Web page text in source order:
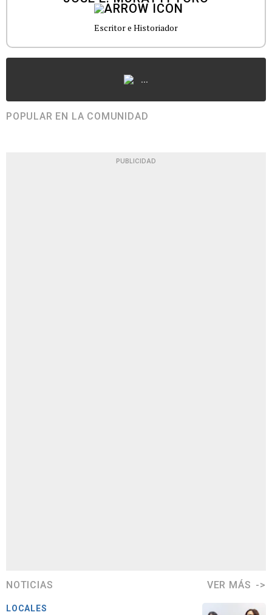
Escritor e Historiador
...
POPULAR EN LA COMUNIDAD
PUBLICIDAD
NOTICIAS VER MÁS
LOCALES